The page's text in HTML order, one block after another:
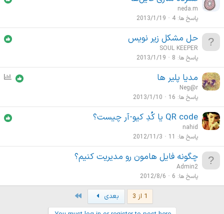
neda.m
پاسخ ها 4
2013/1/19
حل مشکل زیر نویس
SOUL KEEPER
پاسخ ها 8
2013/1/19
ن
ن
مدیا پلیر ها
Neg@r
پاسخ ها 16
2013/1/10
QR code یا کُدِ کیو-آر چیست؟
nahid
پاسخ ها
11
2012/11/3
چگونه فایل هامون رو مدیریت کنیم؟
Admin2
پاسخ ها 6
2012/8/6
1 از 3 بعدی